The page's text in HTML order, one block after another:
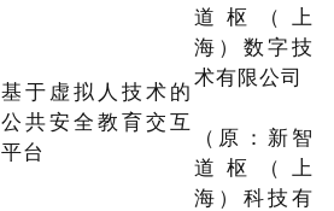
基于虚拟人技术的
公共安全教育交互
平台
道枢（上
海）数字技
术有限公司
（原：新智
道枢（上
海）科技有